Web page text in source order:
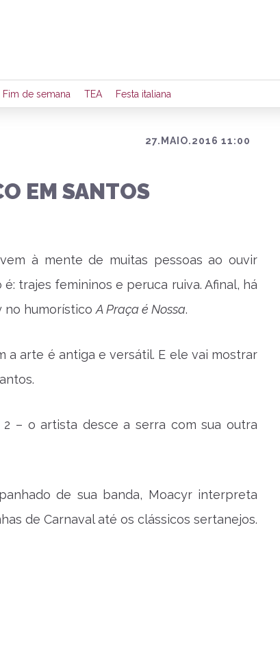
Preencha seus dados para receber toda
de eventos e notícias da região.
Fim de semana TEA Festa italiana
27.MAIO.2016 11:00
EM SANTOS
à mente de muitas pessoas ao ouvir
trajes femininos e peruca ruiva. Afinal, há
no humorístico A Praça é Nossa.
a arte é antiga e versátil. E ele vai mostrar
– o artista desce a serra com sua outra
de sua banda, Moacyr interpreta
de Carnaval até os clássicos sertanejos.